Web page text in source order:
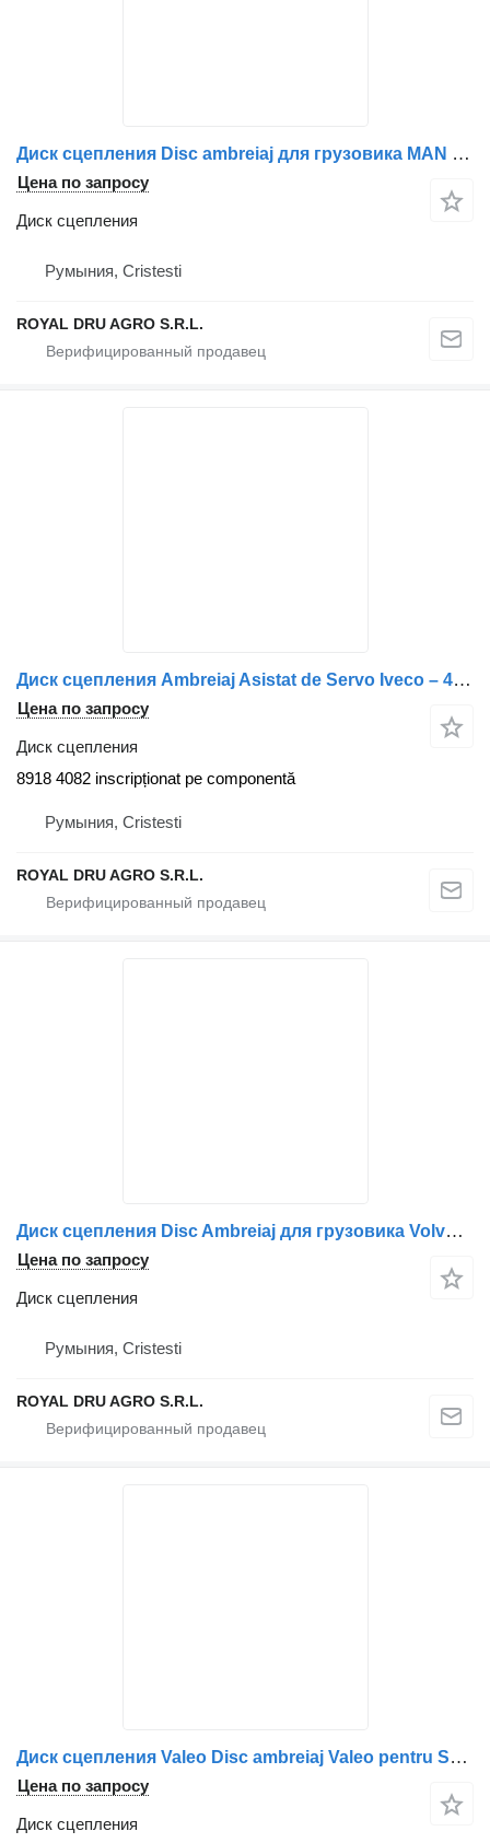
Диск сцепления Disc ambreiaj для грузовика MAN 8130301-0575 / 8130301-0488 / 8130301-0561 / 8130301-0562 / 8130301-0012 / 81303019488
Цена по запросу
Диск сцепления
Румыния, Cristesti
ROYAL DRU AGRO S.R.L.
Диск сцепления Ambreiaj Asistat de Servo Iveco – 41035647, 41035649, 5802192366 8918 для грузовика
Цена по запросу
Диск сцепления
8918 4082 inscripționat pe componentă
Румыния, Cristesti
ROYAL DRU AGRO S.R.L.
Диск сцепления Disc Ambreiaj для грузовика Volvo 20514210 / 8500284 / 1527445 / 1655235 / 1655773
Цена по запросу
Диск сцепления
Румыния, Cristesti
ROYAL DRU AGRO S.R.L.
Диск сцепления Valeo Disc ambreiaj Valeo pentru S55118 для грузовика
Цена по запросу
Диск сцепления